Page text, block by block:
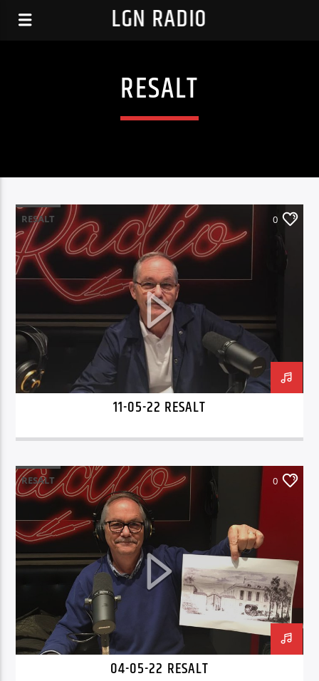
LGN RADIO
RESALT
RESALT 0
11-05-22 RESALT
RESALT 0
04-05-22 RESALT